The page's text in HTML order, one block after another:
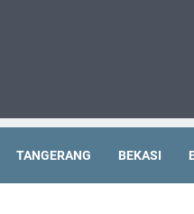
TANGERANG BEKASI